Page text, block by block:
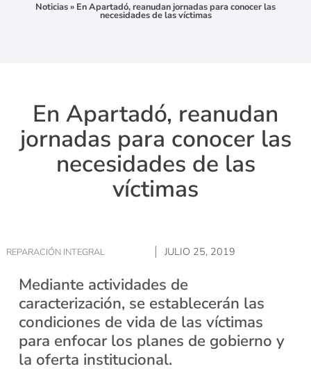
Noticias» En Apartadó, reanudan jornadas para conocer las
necesidades de las víctimas
En Apartadó, reanudan
jornadas para conocer las
necesidades de las
víctimas
REPARACIÓN INTEGRAL JULIO 25, 2019
Mediante actividades de
caracterización, se establecerán las
condiciones de vida de las víctimas
para enfocar los planes de gobierno y
la oferta institucional.